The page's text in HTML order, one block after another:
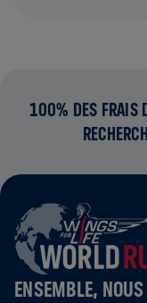
100% DES FRAIS
ENSEMBLE,